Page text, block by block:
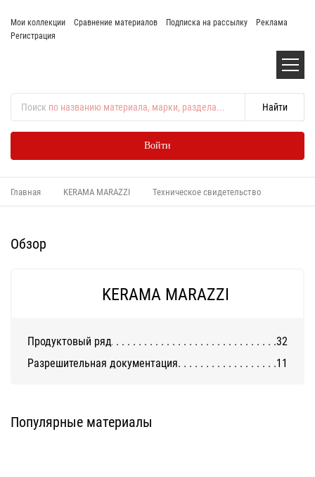
Мои коллекции Сравнение материалов Подписка на рассылку
Реклама
Регистрация
Поиск по названию материала, марки, раздела...
Войти
Главная KERAMA MARAZZI Техническое свидетельство
Обзор
KERAMA MARAZZI
Продуктовый ряд
32
Разрешительная документация
11
Популярные материалы